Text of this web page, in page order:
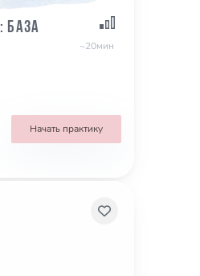
база
~20мин
Начать практику